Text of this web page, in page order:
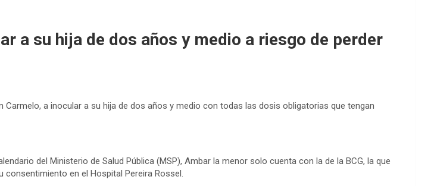
a su hija de dos años y medio a riesgo de perder
a inocular a su hija de dos años y medio con todas las dosis obligatorias que tengan
del Ministerio de Salud Pública (MSP), Ambar la menor solo cuenta con la de la BCG, la que
consentimiento en el Hospital Pereira Rossel.